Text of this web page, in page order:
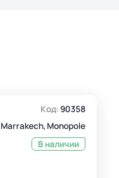
Код:90358
Marrakech, Monopole
В наличии